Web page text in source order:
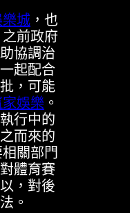
城 ，也
之前政府
協調治
起配合
，可能
家娛樂 。
行中的
而來的
相關部門
體育賽
，對後
。